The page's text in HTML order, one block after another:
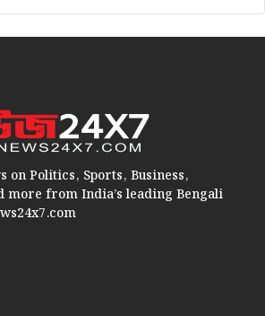
on Politics, Sports, Business,
more from India’s leading Bengali